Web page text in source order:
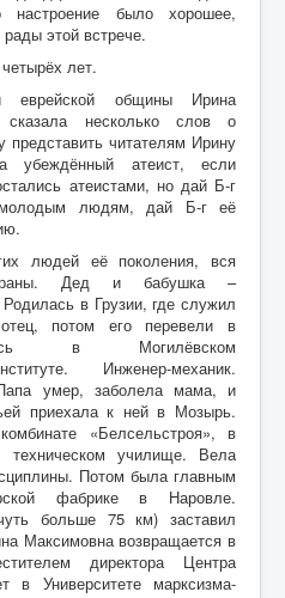
было хорошее,
этой встрече.
лет.
еврейской общины Ирина
сказала несколько слов о
читателям Ирину
убеждённый атеист, если
атеистами, но дай Б-г
людям, дай Б-г её
людей её поколения, вся
Дед и бабушка –
в Грузии, где служил
потом его перевели в
в Могилёвском
Инженер-механик.
умер, заболела мама, и
приехала к ней в Мозырь.
«Белсельстроя», в
техническом училище. Вела
Потом была главным
фабрике в Наровле.
больше 75 км) заставил
Максимовна возвращается в
директора Центра
в Университете марксизма-